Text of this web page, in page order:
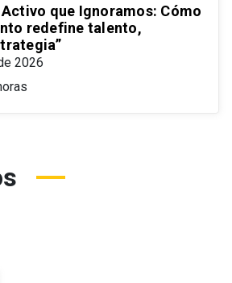
que Ignoramos: Cómo
redefine talento,
2026